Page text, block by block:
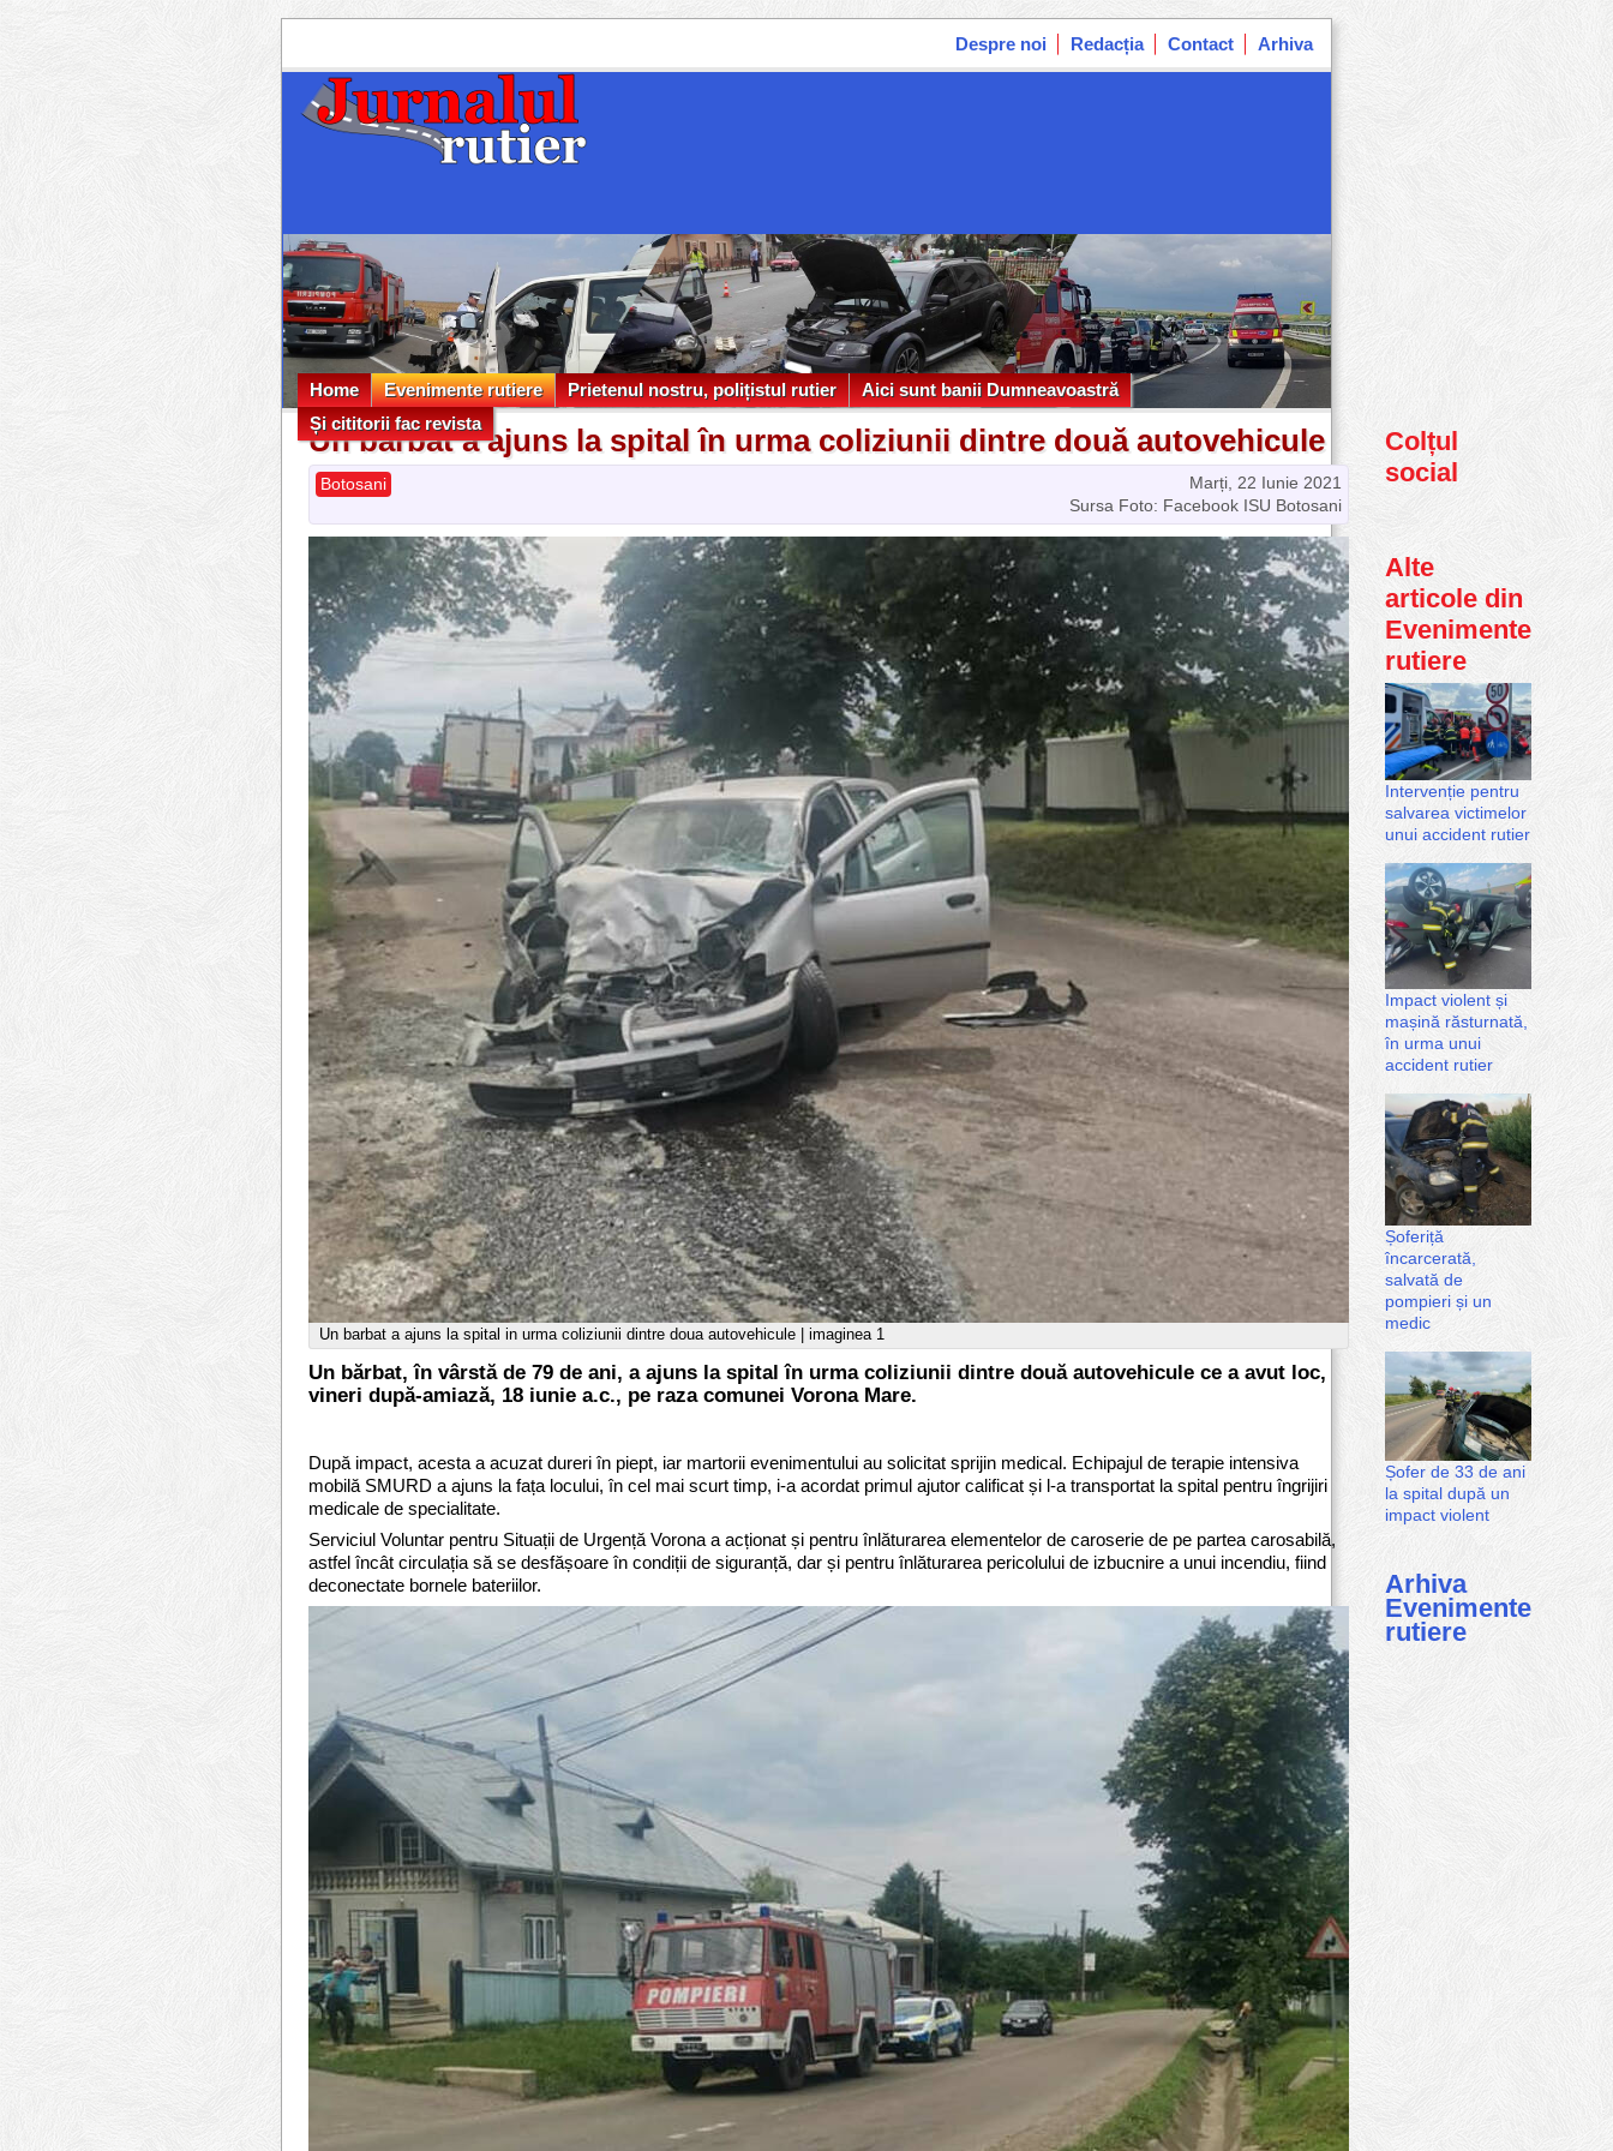
Despre noi Redacția Contact Arhiva
Home Evenimente rutiere
Evenimente rutiere
Prietenul nostru, polițistul rutier
Prietenul nostru, polițistul rutier
Aici sunt banii Dumneavoastră
Și cititorii fac revista
Și cititorii fac revista
Un bărbat a ajuns la spital în urma coliziunii dintre două autovehicule
Marți, 22 Iunie 2021
Botosani
Sursa Foto: Facebook ISU Botosani
Un barbat a ajuns la spital in urma coliziunii dintre doua autovehicule | imaginea 1
Un bărbat, în vârstă de 79 de ani, a ajuns la spital în urma coliziunii dintre două autovehicule ce a avut loc,
vineri după-amiază, 18 iunie a.c., pe raza comunei Vorona Mare.
După impact, acesta a acuzat dureri în piept, iar martorii evenimentului au solicitat sprijin medical. Echipajul de terapie intensiva
mobilă SMURD a ajuns la fața locului, în cel mai scurt timp, i-a acordat primul ajutor calificat și l-a transportat la spital pentru îngrijiri
medicale de specialitate.
Serviciul Voluntar pentru Situații de Urgență Vorona a acționat și pentru înlăturarea elementelor de caroserie de pe partea carosabilă,
astfel încât circulația să se desfășoare în condiții de siguranță, dar și pentru înlăturarea pericolului de izbucnire a unui incendiu, fiind
deconectate bornele bateriilor.
Colțul
social
Alte
articole din
Evenimente
rutiere
Intervenție pentru
salvarea victimelor
unui accident rutier
Impact violent și
mașină răsturnată,
în urma unui
accident rutier
Șoferiță
încarcerată,
salvată de
pompieri și un
medic
Șofer de 33 de ani
la spital după un
impact violent
Arhiva
Evenimente
rutiere